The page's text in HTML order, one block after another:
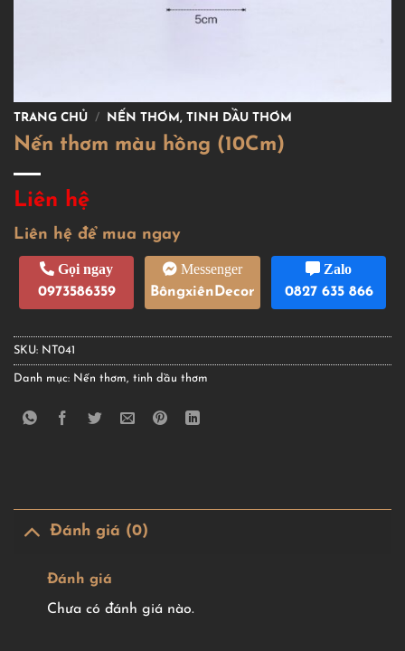
TRANG CHỦ / NẾN THƠM, TINH DẦU THƠM
Nến thơm màu hồng (10Cm)
Liên hệ
Liên hệ để mua ngay
Gọi ngay
0973586359
Messenger
BôngxiênDecor
Zalo
0827 635 866
SKU: NT041
Danh mục: Nến thơm, tinh dầu thơm
Đánh giá (0)
Đánh giá
Chưa có đánh giá nào.